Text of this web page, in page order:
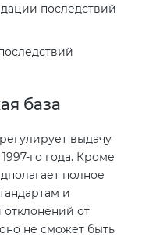
последствий
база
выдачу
го года. Кроме
полное
и
от
не сможет быть